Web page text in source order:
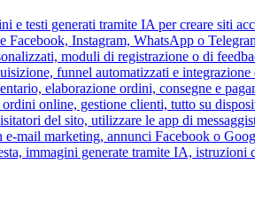
e testi generati tramite IA per creare siti
Facebook, Instagram, WhatsApp o
moduli di registrazione o di
funnel automatizzati e
elaborazione ordini, consegne e
online, gestione clienti, tutto su
del sito, utilizzare le app di
e-mail marketing, annunci Facebook o
immagini generate tramite IA, istruzioni